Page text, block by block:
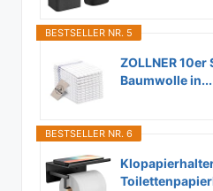
BESTSELLER NR. 5
ZOLLNER
Baumwolle in...
BESTSELLER NR. 6